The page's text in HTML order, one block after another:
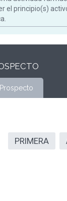
el principio(s)
Prospecto
PRIMERA